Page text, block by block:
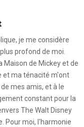
je me considère
profond de moi.
Maison de Mickey et de
et ma ténacité m'ont
mes amis, et à le
constant pour la
The Walt Disney
Pour moi, l'harmonie